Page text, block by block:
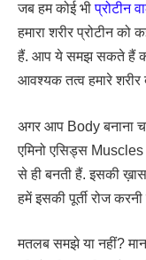
जब हम कोई भीप्रोटीन
हमारा शरीर प्रोटीन
हैं. आप ये समझ सकते हैं
आवश्यक तत्व हमारे शरीर
अगर आप Body बनाना
एमिनो एसिड्स
से ही बनती हैं. इसकी
हमें इसकी पूर्ती रोज करनी
मतलब समझे या नहीं?